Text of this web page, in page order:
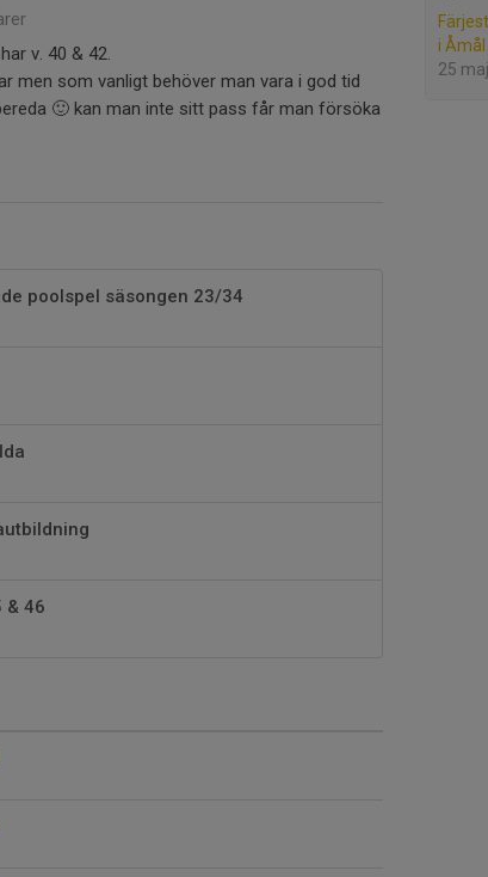
i Åmål
25 maj
v. 40 & 42.
men som vanligt behöver man vara i god tid
🙂 kan man inte sitt pass får man försöka
poolspel säsongen 23/34
& 46